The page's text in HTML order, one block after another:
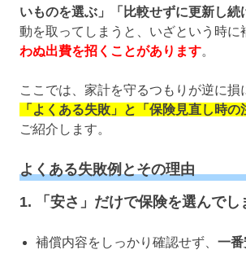
いものを選ぶ」「比較せずに更新し続
動を取ってしまうと、いざという時に
わぬ出費を招くことがあります。
ここでは、家計を守るつもりが逆に損
「よくある失敗」と「保険見直し時の
ご紹介します。
よくある失敗例とその理由
1. 「安さ」だけで保険を選んでし
補償内容をしっかり確認せず、 一